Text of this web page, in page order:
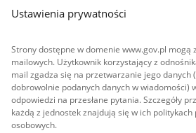
Ustawienia prywatności
Strony dostępne w domenie www.gov.pl mogą
mailowych. Użytkownik korzystający z
mail zgadza się na przetwarzanie jego danych
dobrowolnie podanych danych w wiadomości)
odpowiedzi na przesłane pytania. Szczegóły
każdą z jednostek znajdują się w ich
osobowych.